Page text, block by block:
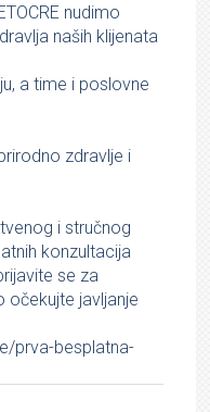
nudimo
naših klijenata
a time i poslovne
zdravlje i
i stručnog
konzultacija
se za
očekujte javljanje
prva-besplatna-